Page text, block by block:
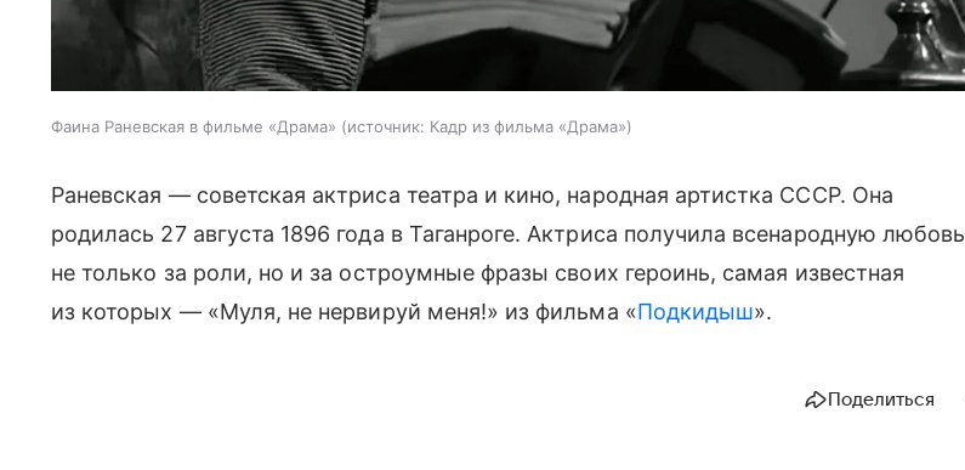
Фаина Раневская в фильме «Драма» источник: Кадр из фильма «Драма»
Раневская — советская актриса театра и кино, народная артистка СССР. Она
родилась 27 августа 1896 года в Таганроге. Актриса получила всенародную любовь
не только за роли, но и за остроумные фразы своих героинь, самая известная
из которых — «Муля, не нервируй меня!» из фильма «Подкидыш».
Поделиться